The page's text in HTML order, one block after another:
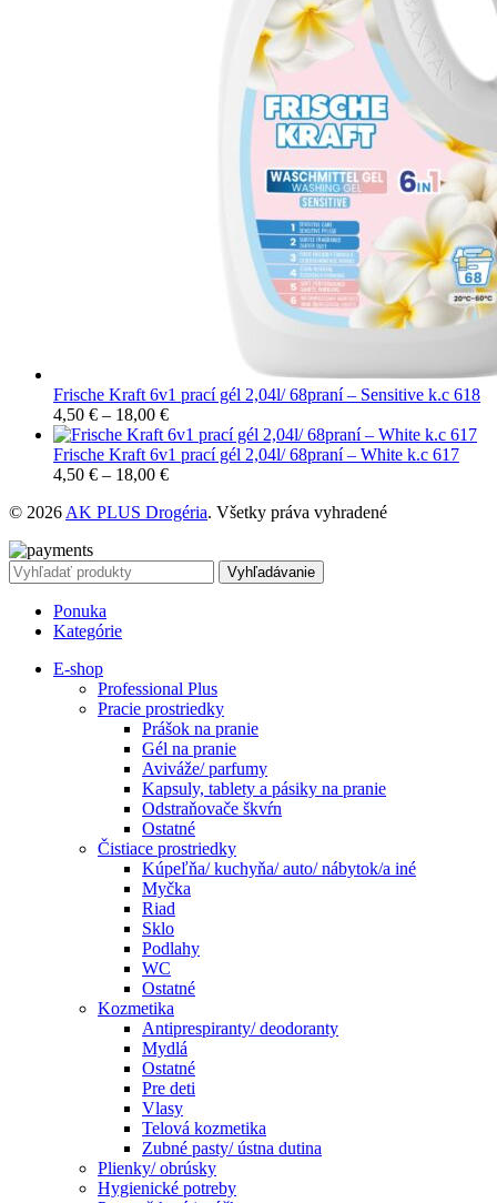
Frische Kraft 6v1 prací gél 2,04l/ 68praní – Sensitive k.c 618
4,50 € – 18,00 €
Frische Kraft 6v1 prací gél 2,04l/ 68praní – White k.c 617
4,50 € – 18,00 €
© 2026 AK PLUS Drogéria. Všetky práva vyhradené
Vyhľadávanie
Ponuka
Kategórie
E-shop
Professional Plus
Pracie prostriedky
Prášok na pranie
Gél na pranie
Aviváže/ parfumy
Kapsuly, tablety a pásiky na pranie
Odstraňovače škvŕn
Ostatné
Čistiace prostriedky
Kúpeľňa/ kuchyňa/ auto/ nábytok/a iné
Myčka
Riad
Sklo
Podlahy
WC
Ostatné
Kozmetika
Antiprespiranty/ deodoranty
Mydlá
Ostatné
Pre deti
Vlasy
Telová kozmetika
Zubné pasty/ ústna dutina
Plienky/ obrúsky
Hygienické potreby